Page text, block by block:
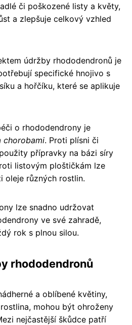
či poškozené listy a květy,
a zlepšuje celkový vzhled
údržby rhododendronů je
specifické hnojivo s
a hořčíku, které se aplikuje
o rhododendrony je
chorobami. Proti plísni či
přípravky na bázi síry
listovým ploštičkám lze
oleje různých rostlin.
lze snadno udržovat
ve své zahradě,
rok s plnou silou.
rhododendronů
a oblíbené květiny,
mohou být ohroženy
nejčastější škůdce patří